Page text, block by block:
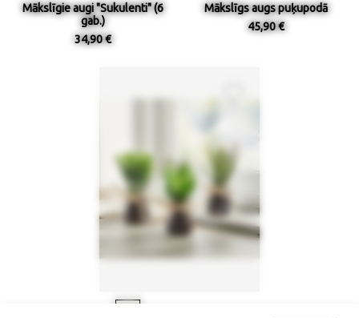
Mākslīgie augi "Sukulenti" (6
gab.)
34,90 €
Mākslīgs augs puķupodā
45,90 €